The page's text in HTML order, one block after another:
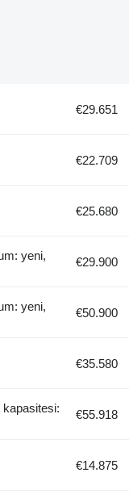
€29.651
€22.709
€25.680
yeni,
€29.900
yeni,
€50.900
€35.580
kapasitesi:
€55.918
€14.875